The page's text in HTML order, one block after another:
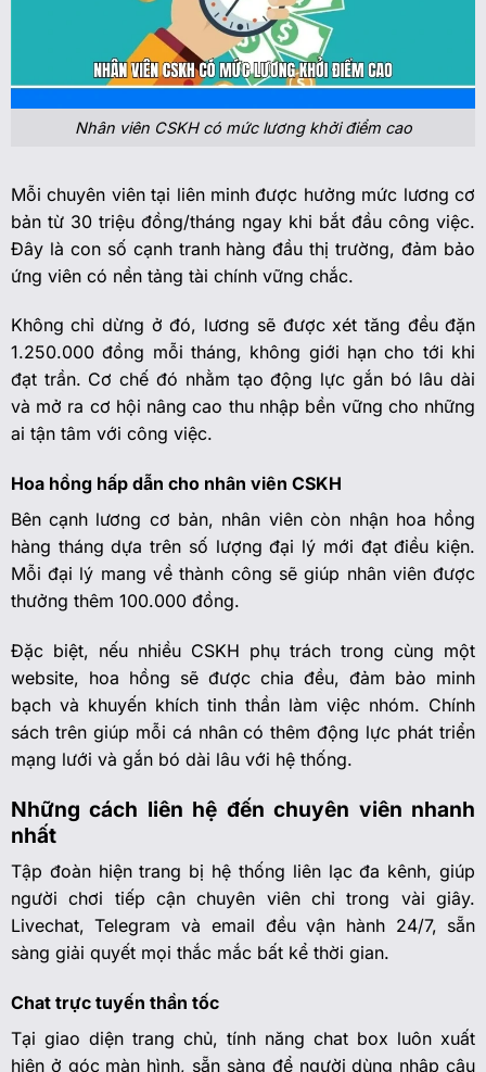
Nhân viên CSKH có mức lương khởi điểm cao
Mỗi chuyên viên tại liên minh được hưởng mức lương cơ
bản từ 30 triệu đồng/tháng ngay khi bắt đầu công việc.
Đây là con số cạnh tranh hàng đầu thị trường, đảm bảo
ứng viên có nền tảng tài chính vững chắc.
Không chỉ dừng ở đó, lương sẽ được xét tăng đều đặn
1.250.000 đồng mỗi tháng, không giới hạn cho tới khi
đạt trần. Cơ chế đó nhằm tạo động lực gắn bó lâu dài
và mở ra cơ hội nâng cao thu nhập bền vững cho những
ai tận tâm với công việc.
Hoa hồng hấp dẫn cho nhân viên CSKH
Bên cạnh lương cơ bản, nhân viên còn nhận hoa hồng
hàng tháng dựa trên số lượng đại lý mới đạt điều kiện.
Mỗi đại lý mang về thành công sẽ giúp nhân viên được
thưởng thêm 100.000 đồng.
Đặc biệt, nếu nhiều CSKH phụ trách trong cùng một
website, hoa hồng sẽ được chia đều, đảm bảo minh
bạch và khuyến khích tinh thần làm việc nhóm. Chính
sách trên giúp mỗi cá nhân có thêm động lực phát triển
mạng lưới và gắn bó dài lâu với hệ thống.
Những cách liên hệ đến chuyên viên nhanh
nhất
Tập đoàn hiện trang bị hệ thống liên lạc đa kênh, giúp
người chơi tiếp cận chuyên viên chỉ trong vài giây.
Livechat, Telegram và email đều vận hành 24/7, sẵn
sàng giải quyết mọi thắc mắc bất kể thời gian.
Chat trực tuyến thần tốc
Tại giao diện trang chủ, tính năng chat box luôn xuất
hiện ở góc màn hình, sẵn sàng để người dùng nhập câu